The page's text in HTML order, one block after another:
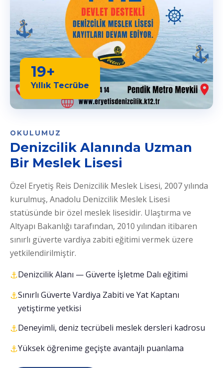
19+
Yıllık Tecrübe
OKULUMUZ
Denizcilik Alanında Uzman
Bir Meslek Lisesi
Özel Eryetiş Reis Denizcilik Meslek Lisesi, 2007 yılında
kurulmuş, Anadolu Denizcilik Meslek Lisesi
statüsünde bir özel meslek lisesidir. Ulaştırma ve
Altyapı Bakanlığı tarafından, 2010 yılından itibaren
sınırlı güverte vardiya zabiti eğitimi vermek üzere
yetkilendirilmiştir.
Denizcilik Alanı — Güverte İşletme Dalı eğitimi
Sınırlı Güverte Vardiya Zabiti ve Yat Kaptanı
yetiştirme yetkisi
Deneyimli, deniz tecrübeli meslek dersleri kadrosu
Yüksek öğrenime geçişte avantajlı puanlama